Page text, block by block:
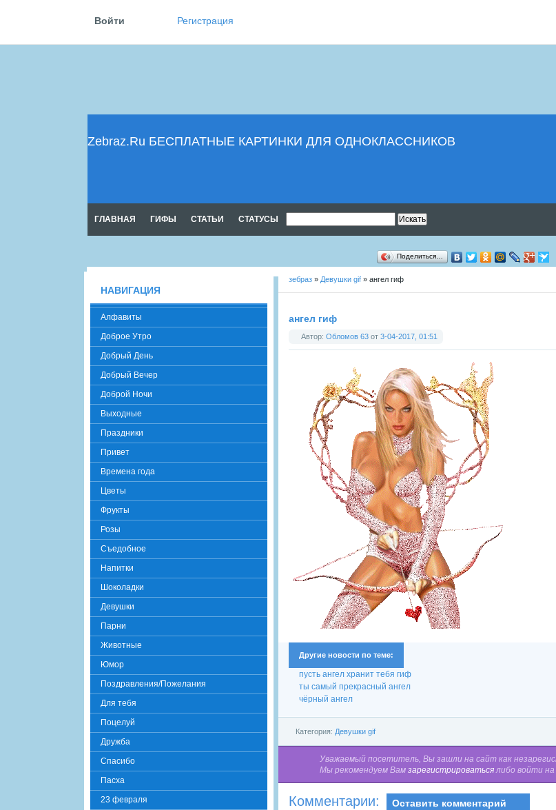
Войти Регистрация
Zebraz.Ru БЕСПЛАТНЫЕ КАРТИНКИ ДЛЯ ОДНОКЛАССНИКОВ
ГЛАВНАЯ ГИФЫ CТАТЬИ CТАТУСЫ
Поделиться…
зебраз » Девушки gif » ангел гиф
ангел гиф
Автор: Обломов 63 от 3-04-2017, 01:51
Другие новости по теме:
пусть ангел хранит тебя гиф
ты самый прекрасный ангел
чёрный ангел
Категория: Девушки gif
Уважаемый посетитель, Вы зашли на сайт как
Мы рекомендуем Вам зарегистрироватьсялибо войти
Комментарии: Оставить комментарий
НАВИГАЦИЯ
Алфавиты
Доброе Утро
Добрый День
Добрый Вечер
Доброй Ночи
Выходные
Праздники
Привет
Времена года
Цветы
Фрукты
Розы
Съедобное
Напитки
Шоколадки
Девушки
Парни
Животные
Юмор
Поздравления/Пожелания
Для тебя
Поцелуй
Дружба
Спасибо
Пасха
23 февраля